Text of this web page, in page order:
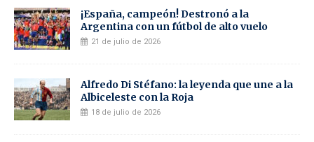
¡España, campeón! Destronó a la
Argentina con un fútbol de alto vuelo
21 de julio de 2026
Alfredo Di Stéfano: la leyenda que une a la
Albiceleste con la Roja
18 de julio de 2026